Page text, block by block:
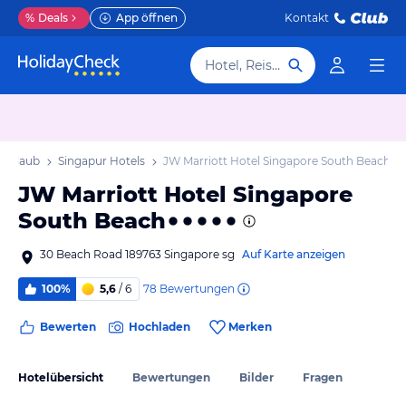
% Deals App öffnen Kontakt
Hotel, Reiseziel
Urlaub Singapur Hotels JW Marriott Hotel Singapore South Beach
JW Marriott Hotel Singapore
South Beach
30 Beach Road 189763 Singapore sg Auf Karte anzeigen
100% 5,6 / 6 78 Bewertungen
Bewerten Hochladen Merken
Hotelübersicht Bewertungen Bilder Fragen